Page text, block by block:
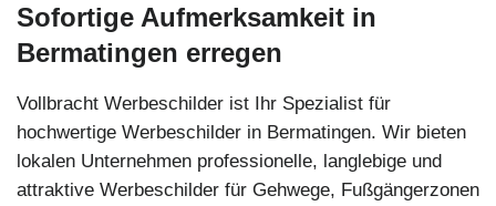
Sofortige Aufmerksamkeit in
Bermatingen erregen
Vollbracht Werbeschilder ist Ihr Spezialist für
hochwertige Werbeschilder in Bermatingen. Wir bieten
lokalen Unternehmen professionelle, langlebige und
attraktive Werbeschilder für Gehwege, Fußgängerzonen